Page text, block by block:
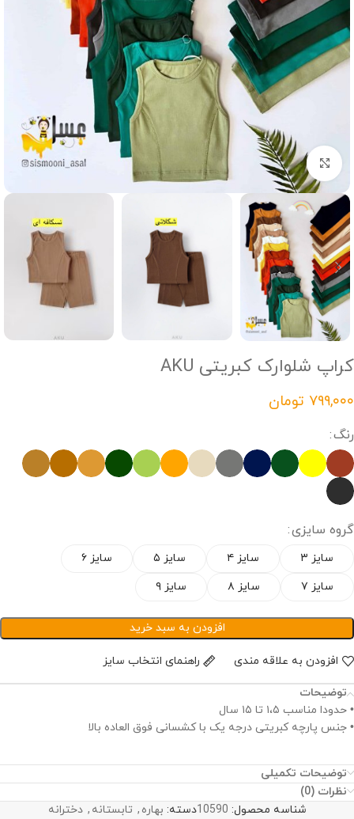
Click to enlarge
کراپ شلوارک کبریتی AKU
تومان
رنگ
گروه سایزی
سایز ۳ سایز ۴ سایز ۵
سایز ۶
سایز ۷
سایز ۸ سایز ۹
افزودن به سبد خرید
افزودن به علاقه مندی راهنمای انتخاب سایز
توضیحات
• حدودا مناسب ۱،۵ تا ۱۵ سال
• جنس پارچه کبریتی درجه یک با کشسانی فوق العاده بالا
توضیحات تکمیلی
نظرات (0)
شناسه محصول: 10590دسته: بهاره , تابستانه , دخترانه